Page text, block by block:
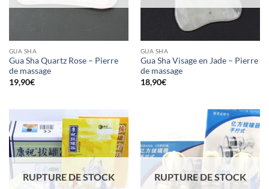
GUA SHA
Gua Sha Quartz Rose – Pierre
de massage
19,90€
GUA SHA
Gua Sha Visage en Jade – Pierre
de massage
18,90€
RUPTURE DE STOCK RUPTURE DE STOCK